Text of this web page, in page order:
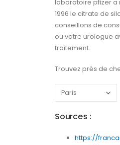
laboratoire pfizer a
1996 le citrate de
conseillons de
ou votre urologue
traitement.
Trouvez près de
Sources :
https://